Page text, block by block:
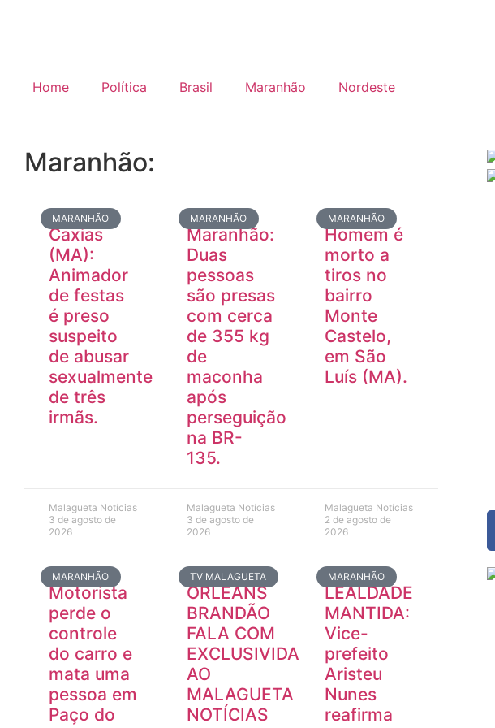
Home Política Brasil Maranhão Nordeste
Maranhão:
MARANHÃO
Caxias
(MA):
Animador
de festas
é preso
suspeito
de abusar
sexualmente
de três
irmãs.
Malagueta Notícias
3 de agosto de
2026
MARANHÃO
Maranhão:
Duas
pessoas
são presas
com cerca
de 355 kg
de
maconha
após
perseguição
na BR-
135.
Malagueta Notícias
3 de agosto de
2026
MARANHÃO
Homem é
morto a
tiros no
bairro
Monte
Castelo,
em São
Luís (MA).
Malagueta Notícias
2 de agosto de
2026
MARANHÃO
Motorista
perde o
controle
do carro e
mata uma
pessoa em
Paço do
TV MALAGUETA
ORLEANS
BRANDÃO
FALA COM
EXCLUSIVIDADE
AO
MALAGUETA
NOTÍCIAS
MARANHÃO
LEALDADE
MANTIDA:
Vice-
prefeito
Aristeu
Nunes
reafirma